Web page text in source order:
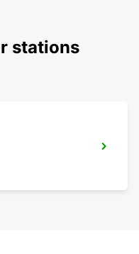
stations